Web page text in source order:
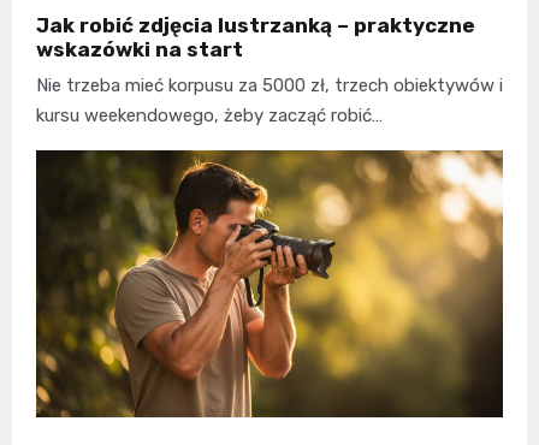
Jak robić zdjęcia lustrzanką – praktyczne
wskazówki na start
Nie trzeba mieć korpusu za 5000 zł, trzech obiektywów i
kursu weekendowego, żeby zacząć robić…